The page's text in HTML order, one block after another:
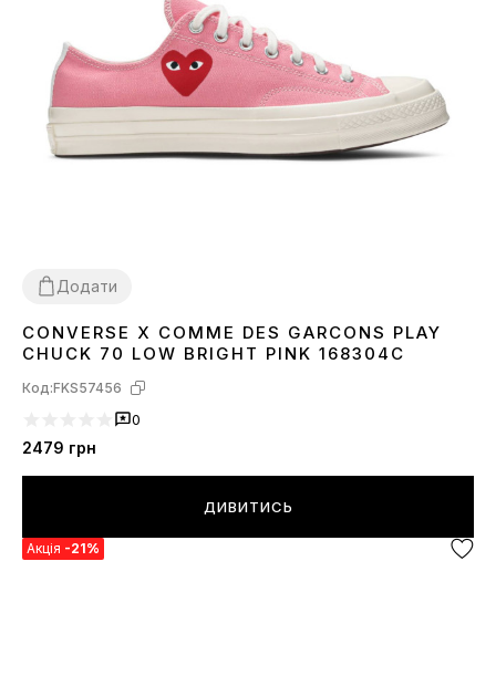
Додати
363738 39
CONVERSE X COMME DES GARCONS PLAY
CHUCK 70 LOW BRIGHT PINK 168304C
Код:FKS57456
0
2479 грн
ДИВИТИСЬ
Акція -21%